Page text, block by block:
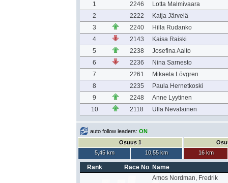
1 2246
Lotta Malmivaara
2
2222
Katja Järvelä
3
2240
Hilla Rudanko
4
2143
Kaisa Raiski
5
2238
Josefina Aalto
6
2236
Nina Sarnesto
7
2261
Mikaela Lövgren
8
2235
Paula Hernetkoski
9
2248
Anne Lyytinen
10
2118 Ulla Nevalainen
auto follow leaders: ON
Osuus 1
5,45 km
10,55 km
16 km
Rank Race No Name
Amos Nordman, Fredrik